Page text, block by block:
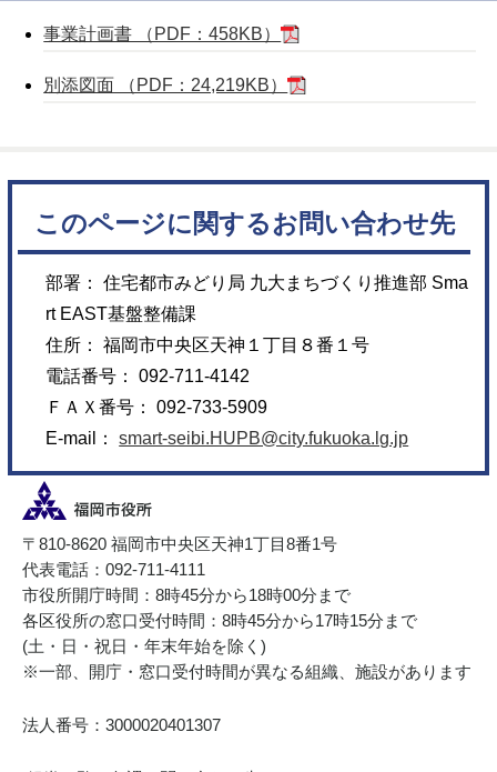
事業計画書 （PDF：458KB）
別添図面 （PDF：24,219KB）
このページに関するお問い合わせ先
部署： 住宅都市みどり局 九大まちづくり推進部 Sma
rt EAST基盤整備課
住所： 福岡市中央区天神１丁目８番１号
電話番号： 092-711-4142
ＦＡＸ番号： 092-733-5909
E-mail：smart-seibi.HUPB@city.fukuoka.lg.jp
〒810-8620 福岡市中央区天神1丁目8番1号
代表電話：092-711-4111
市役所開庁時間：8時45分から18時00分まで
各区役所の窓口受付時間：8時45分から17時15分まで
(土・日・祝日・年末年始を除く)
※一部、開庁・窓口受付時間が異なる組織、施設があります
法人番号：3000020401307